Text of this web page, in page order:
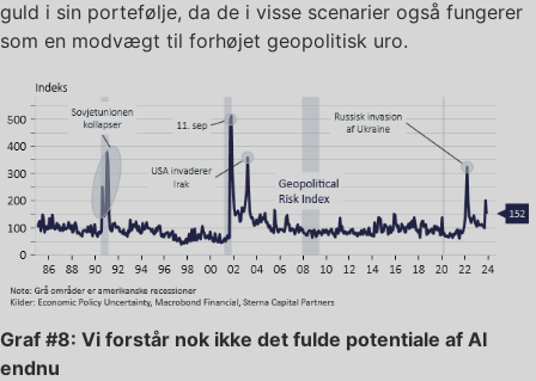
guld i sin portefølje, da de i visse scenarier også fungerer
som en modvægt til forhøjet geopolitisk uro.
Graf #8: Vi forstår nok ikke det fulde potentiale af AI
endnu